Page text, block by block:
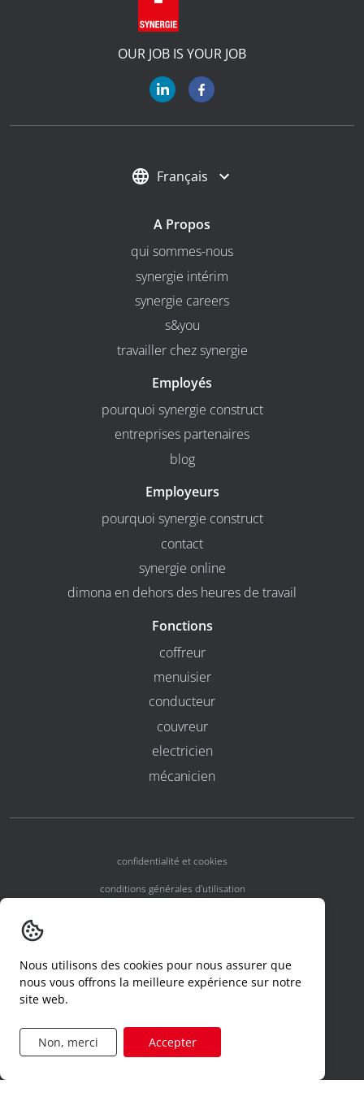
OUR JOB IS YOUR JOB
Français
A Propos
qui sommes-nous
synergie intérim
synergie careers
s&you
travailler chez synergie
Employés
pourquoi synergie construct
entreprises partenaires
blog
Employeurs
pourquoi synergie construct
contact
synergie online
dimona en dehors des heures de travail
Fonctions
coffreur
menuisier
conducteur
couvreur
electricien
mécanicien
confidentialité et cookies
conditions générales d'utilisation
declaration d'un incident
formulaire de demande d'accès
Nous utilisons des cookies pour nous assurer que
nous vous offrons la meilleure expérience sur notre
site web.
Non, merci Accepter